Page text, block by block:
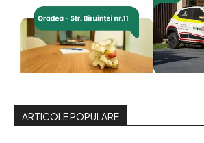
ARTICOLE POPULARE